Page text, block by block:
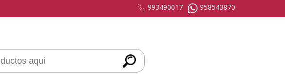
958543870
993490017